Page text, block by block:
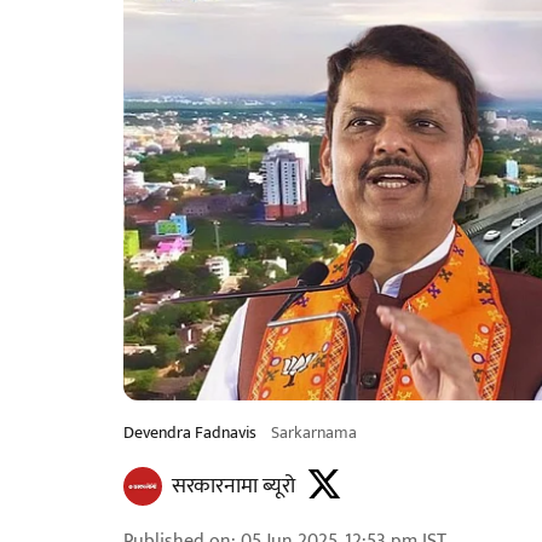
Devendra Fadnavis Sarkarnama
सरकारनामा ब्यूरो